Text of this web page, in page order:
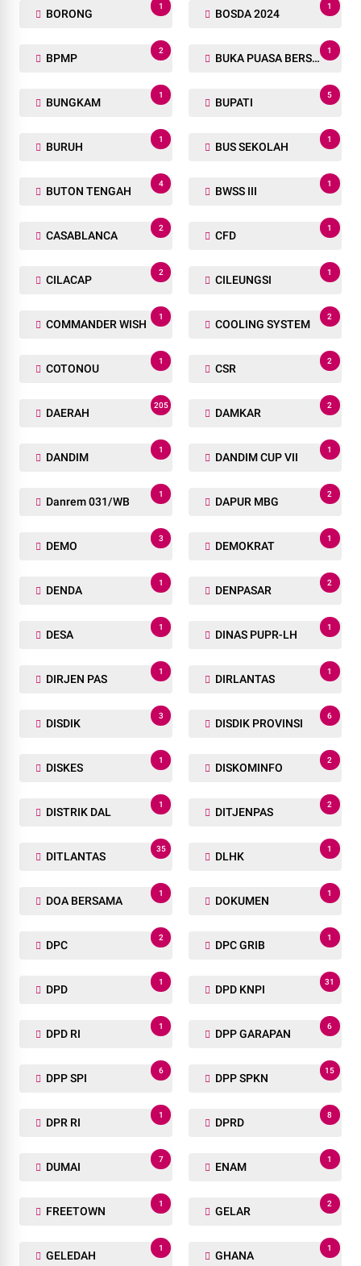
BORONG
1
BOSDA 2024
1
BPMP
2
BUKA PUASA BERSAMA
1
BUNGKAM
1
BUPATI
5
BURUH
1
BUS SEKOLAH
1
BUTON TENGAH
4
BWSS III
1
CASABLANCA
2
CFD
1
CILACAP
2
CILEUNGSI
1
COMMANDER WISH
1
COOLING SYSTEM
2
COTONOU
1
CSR
2
DAERAH
205
DAMKAR
2
DANDIM
1
DANDIM CUP VII
1
Danrem 031/WB
1
DAPUR MBG
2
DEMO
3
DEMOKRAT
1
DENDA
1
DENPASAR
2
DESA
1
DINAS PUPR-LH
1
DIRJEN PAS
1
DIRLANTAS
1
DISDIK
3
DISDIK PROVINSI
6
DISKES
1
DISKOMINFO
2
DISTRIK DAL
1
DITJENPAS
2
DITLANTAS
35
DLHK
1
DOA BERSAMA
1
DOKUMEN
1
DPC
2
DPC GRIB
1
DPD
1
DPD KNPI
31
DPD RI
1
DPP GARAPAN
6
DPP SPI
6
DPP SPKN
15
DPR RI
1
DPRD
8
DUMAI
7
ENAM
1
FREETOWN
1
GELAR
2
GELEDAH
1
GHANA
1